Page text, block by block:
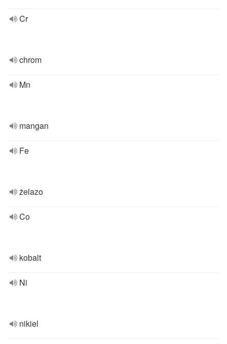
Cr
chrom
Mn
mangan
Fe
żelazo
Co
kobalt
Ni
nikiel